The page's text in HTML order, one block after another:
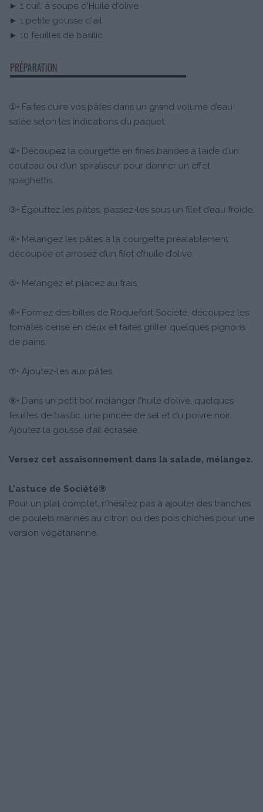
► 1 cuil. à soupe d'Huile d'olive
► 1 petite gousse d'ail
► 10 feuilles de basilic
①• Faites cuire vos pâtes dans un grand volume d’eau
salée selon les indications du paquet.
②• Découpez la courgette en fines bandes à l’aide d’un
couteau ou d’un spiraliseur pour donner un effet
spaghettis.
③• Égouttez les pâtes, passez-les sous un filet d’eau froide.
④• Mélangez les pâtes à la courgette préalablement
découpée et arrosez d’un filet d’huile d’olive.
⑤• Mélangez et placez au frais.
⑥• Formez des billes de Roquefort Société, découpez les
tomates cerise en deux et faites griller quelques pignons
de pains.
⑦• Ajoutez-les aux pâtes.
⑧• Dans un petit bol mélanger l’huile d’olive, quelques
feuilles de basilic, une pincée de sel et du poivre noir.
Ajoutez la gousse d’ail écrasée.
Versez cet assaisonnement dans la salade, mélangez.
L'astuce de Société®
Pour un plat complet, n’hésitez pas à ajouter des tranches
de poulets marinés au citron ou des pois chiches pour une
version végétarienne.